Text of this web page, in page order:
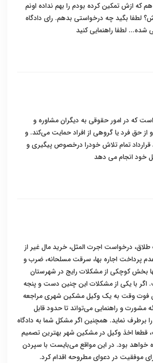
که ازش تمکین کرده بودم را بهم نداده اونم
لطفا بگید چه درخواستی بدهم. رای دادگاه
لطفا راهنمایی کنید
که در امور حقوقی به دیگران مشاوره و
از حق فرد یا گروهی از افراد حمایت می‌کند. و
قرارداد تمام تلاش خودرا درخصوص پیگیری و
خود انجام می دهد
درخواست اجرت المثل، خرید مال غیر از
پرداخت اجاره بها، سرقت مسلحانه، ضرب و
بخش کوچکی از مشکلات رایج در شهرستان
با یکی از مشکلات این چنین دست و پنجه
فوت وقت به یک وکیل مشکین شهری مراجعه
مشورت و راهنمایی می‌تواند تا حدود قابل
برطرف نماید. همچنین اگر مشکل شما به دادگاه
اخذ وکیل در مشکین شهر بهترین تصمیم
خواهد بود. در این مواقع می‌بایست با سپردن
موفقیت در دعوای مطروحه اقدام کرد.